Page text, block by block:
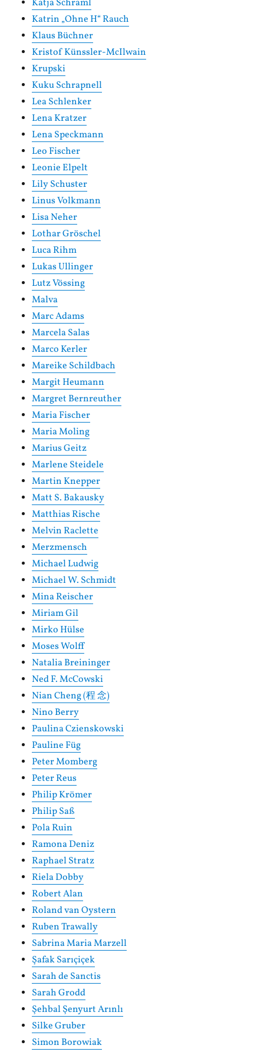
Katja Schraml
Katrin „Ohne H“ Rauch
Klaus Büchner
Kristof Künssler-McIlwain
Krupski
Kuku Schrapnell
Lea Schlenker
Lena Kratzer
Lena Speckmann
Leo Fischer
Leonie Elpelt
Lily Schuster
Linus Volkmann
Lisa Neher
Lothar Gröschel
Luca Rihm
Lukas Ullinger
Lutz Vössing
Malva
Marc Adams
Marcela Salas
Marco Kerler
Mareike Schildbach
Margit Heumann
Margret Bernreuther
Maria Fischer
Maria Moling
Marius Geitz
Marlene Steidele
Martin Knepper
Matt S. Bakausky
Matthias Rische
Melvin Raclette
Merzmensch
Michael Ludwig
Michael W. Schmidt
Mina Reischer
Miriam Gil
Mirko Hülse
Moses Wolff
Natalia Breininger
Ned F. McCowski
Nian Cheng (程 念)
Nino Berry
Paulina Czienskowski
Pauline Füg
Peter Momberg
Peter Reus
Philip Krömer
Philip Saß
Pola Ruin
Ramona Deniz
Raphael Stratz
Riela Dobby
Robert Alan
Roland van Oystern
Ruben Trawally
Sabrina Maria Marzell
Şafak Sarıçiçek
Sarah de Sanctis
Sarah Grodd
Şehbal Şenyurt Arınlı
Silke Gruber
Simon Borowiak